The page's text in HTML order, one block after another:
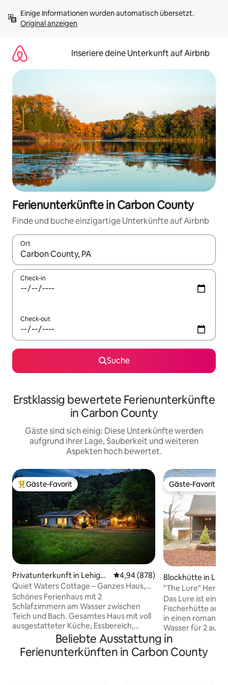
Inhalten
springenOriginal anzeigen
Inseriere deine Unterkunft auf Airbnb
Ferienunterkünfte in Carbon County
Finde und buche einzigartige Unterkünfte auf Airbnb
Ort
Wenn Ergebnisse verfügbar sind, navigiere mit den
Check-in
Check-out
Suche
Erstklassig bewertete Ferienunterkünfte
in Carbon County
Gäste sind sich einig: Diese Unterkünfte werden
aufgrund ihrer Lage, Sauberkeit und weiteren
Aspekten hoch bewertet.
Beliebter Gäste-Favorit.
Gäste-Favorit
Privatunterkunft in Lehight
on
Durchschnittliche Bewertung:
4,94 (878)
Quiet Waters Cottage – Ganzes Haus,
auf dem Wasser!
Schönes Ferienhaus mit 2
Schlafzimmern am Wasser zwischen
Teich und Bach. Gesamtes Haus mit voll
ausgestatteter Küche, Essbereich,
Wohnzimmer mit Elektrokamin,
Arbeitsbereichen mit Highspeed-
Internetzugang, Büchern, Spielen und
Gäste-Favorit
Gäste-Favorit
Blockhütte in
y
"The Lure"
Rückzugsort am
Das Lure ist eine
Fischerhütte aus
in einen
Wasser für 2 auf
Lake Harmony
Entworfen für
Beliebte Ausstattung in
Ferienunterkünften in Carbon County